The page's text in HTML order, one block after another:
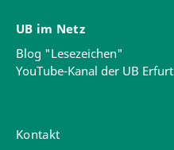
UB im Netz
Blog "Lesezeichen"
YouTube-Kanal der UB Erfurt
Kontakt